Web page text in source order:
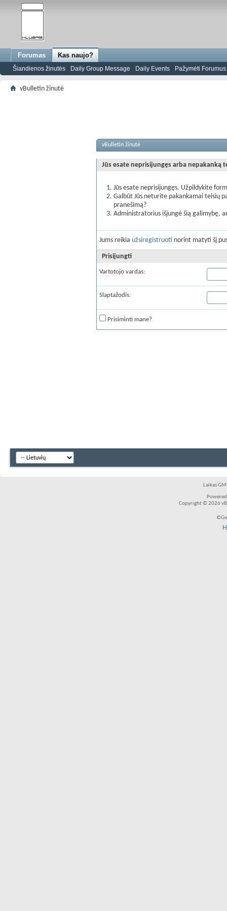
Forumas Kas naujo?
Šiandienos žinutės Daily Group Message Daily Events Pažymėti
vBulletin žinutė
vBulletin žinutė
Jūs esate neprisijungęs arba nepakanką
Jūs esate neprisijungęs. Užpildykite
Galbūt Jūs neturite pakankamai teisių
pranešimą?
Administratorius išjungė šią galimybę,
Jums reikia užsiregistruoti norint matyti šį
Prisijungti
Vartotojo vardas:
Slaptažodis:
Prisiminti mane?
Laikas
Copyright © 2026